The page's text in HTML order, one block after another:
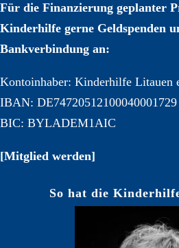
Für die Finanzierung geplanter
Kinderhilfe gerne Geldspenden
Bankverbindung an:
Kontoinhaber: Kinderhilfe Litauen
IBAN: DE74720512100040001729
BIC: BYLADEM1AIC
[Mitglied werden]
So hat die